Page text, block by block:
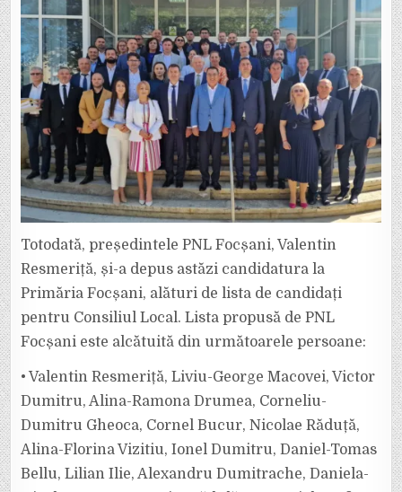
Totodată, președintele PNL Focșani, Valentin
Resmeriță, și-a depus astăzi candidatura la
Primăria Focșani, alături de lista de candidați
pentru Consiliul Local. Lista propusă de PNL
Focșani este alcătuită din următoarele persoane:
• Valentin Resmeriță, Liviu-George Macovei, Victor
Dumitru, Alina-Ramona Drumea, Corneliu-
Dumitru Gheoca, Cornel Bucur, Nicolae Răduță,
Alina-Florina Vizitiu, Ionel Dumitru, Daniel-Tomas
Bellu, Lilian Ilie, Alexandru Dumitrache, Daniela-